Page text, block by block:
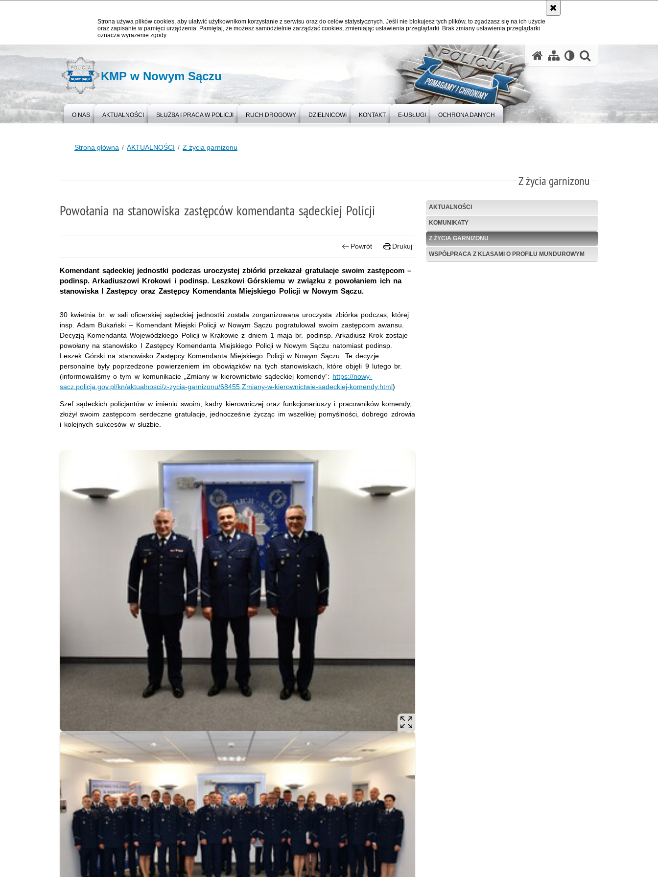
Strona używa plików cookies, aby ułatwić użytkownikom korzystanie z serwisu oraz do celów statystycznych. Jeśli nie blokujesz tych plików, to zgadzasz się na ich użycie
oraz zapisanie w pamięci urządzenia. Pamiętaj, że możesz samodzielnie zarządzać cookies, zmieniając ustawienia przeglądarki. Brak zmiany ustawienia przeglądarki
oznacza wyrażenie zgody.
KMP w Nowym Sączu
O NAS AKTUALNOŚCI SŁUŻBA I PRACA W POLICJI RUCH DROGOWY DZIELNICOWI KONTAKT E-USŁUGI OCHRONA DANYCH
Strona główna AKTUALNOŚCI Z życia garnizonu
Z życia garnizonu
Powołania na stanowiska zastępców komendanta sądeckiej Policji
Powrót Drukuj
Komendant sądeckiej jednostki podczas uroczystej zbiórki przekazał gratulacje swoim zastępcom –
podinsp. Arkadiuszowi Krokowi i podinsp. Leszkowi Górskiemu w związku z powołaniem ich na
stanowiska I Zastępcy oraz Zastępcy Komendanta Miejskiego Policji w Nowym Sączu.
30 kwietnia br. w sali oficerskiej sądeckiej jednostki została zorganizowana uroczysta zbiórka podczas, której
insp. Adam Bukański – Komendant Miejski Policji w Nowym Sączu pogratulował swoim zastępcom awansu.
Decyzją Komendanta Wojewódzkiego Policji w Krakowie z dniem 1 maja br. podinsp. Arkadiusz Krok zostaje
powołany na stanowisko I Zastępcy Komendanta Miejskiego Policji w Nowym Sączu natomiast podinsp.
Leszek Górski na stanowisko Zastępcy Komendanta Miejskiego Policji w Nowym Sączu. Te decyzje
personalne były poprzedzone powierzeniem im obowiązków na tych stanowiskach, które objęli 9 lutego br.
(informowaliśmy o tym w komunikacie „Zmiany w kierownictwie sądeckiej komendy”: https://nowy-
sacz.policja.gov.pl/kn/aktualnosci/z-zycia-garnizonu/68455,Zmiany-w-kierownictwie-sadeckiej-komendy.html)
Szef sądeckich policjantów w imieniu swoim, kadry kierowniczej oraz funkcjonariuszy i pracowników komendy,
złożył swoim zastępcom serdeczne gratulacje, jednocześnie życząc im wszelkiej pomyślności, dobrego zdrowia
i kolejnych sukcesów w służbie.
AKTUALNOŚCI
KOMUNIKATY
Z ŻYCIA GARNIZONU
WSPÓŁPRACA Z KLASAMI O PROFILU MUNDUROWYM